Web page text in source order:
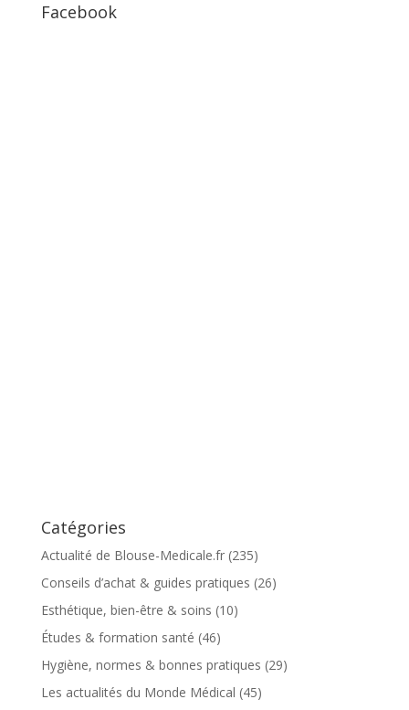
Facebook
Catégories
Actualité de Blouse-Medicale.fr(235)
Conseils d’achat & guides pratiques (26)
Esthétique, bien-être & soins (10)
Études & formation santé (46)
Hygiène, normes & bonnes pratiques (29)
Les actualités du Monde Médical (45)